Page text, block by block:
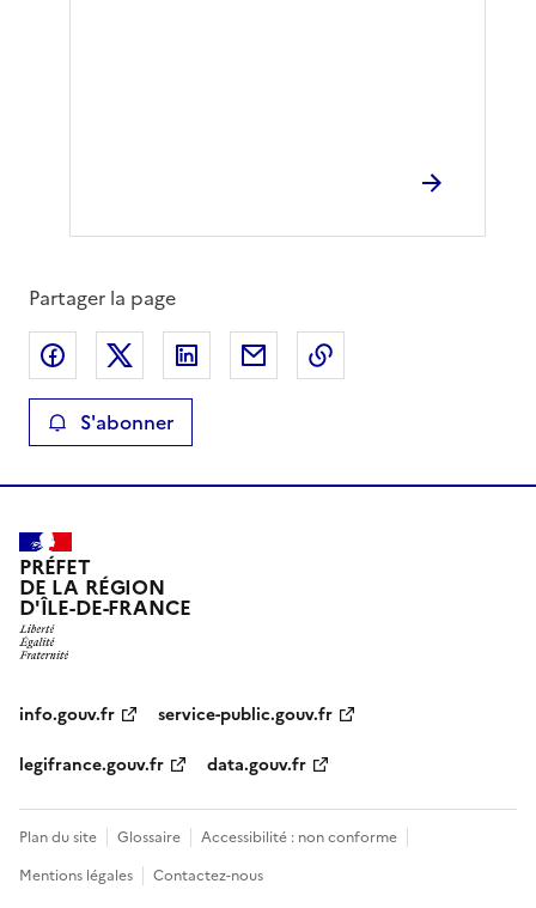
Partager la page
Partager sur Facebook
Partager sur XPartager sur LinkedIn
Partager par email
S'abonner
PRÉFET
DE LA RÉGION
D'ÎLE-DE-FRANCE
info.gouv.fr
service-public.gouv.fr
legifrance.gouv.fr
data.gouv.fr
Plan du site Glossaire
Accessibilité : non conforme
Mentions légales
Contactez-nous